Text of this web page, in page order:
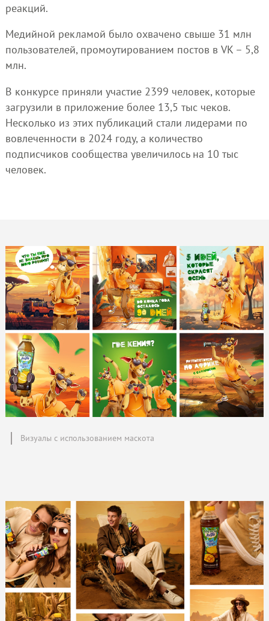
реакций.
Медийной рекламой было охвачено свыше 31 млн
пользователей, промоутированием постов в VK – 5,8
млн.
В конкурсе приняли участие 2399 человек, которые
загрузили в приложение более 13,5 тыс чеков.
Несколько из этих публикаций стали лидерами по
вовлеченности в 2024 году, а количество
подписчиков сообщества увеличилось на 10 тыс
человек.
Визуалы с использованием маскота